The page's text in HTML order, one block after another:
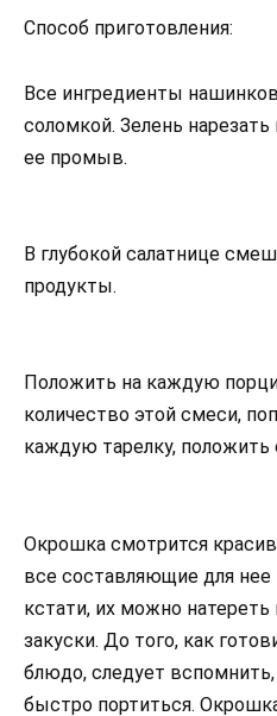
Способ приготовления:
Все ингредиенты
соломкой. Зелень
ее промыв.
В глубокой салатнице
продукты.
Положить на каждую
количество этой смеси,
каждую тарелку, положить
Окрошка смотрится
все составляющие для нее
кстати, их можно натереть
закуски. До того, как
блюдо, следует
быстро портиться.